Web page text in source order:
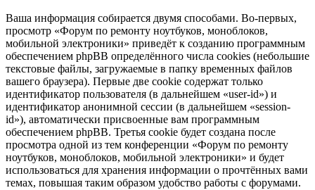
Ваша информация собирается двумя способами. Во-первых,
просмотр «Форум по ремонту ноутбуков, моноблоков,
мобильной электроники» приведёт к созданию программным
обеспечением phpBB определённого числа cookies (небольшие
текстовые файлы, загружаемые в папку временных файлов
вашего браузера). Первые две cookie содержат только
идентификатор пользователя (в дальнейшем «user-id») и
идентификатор анонимной сессии (в дальнейшем «session-
id»), автоматически присвоенные вам программным
обеспечением phpBB. Третья cookie будет создана после
просмотра одной из тем конференции «Форум по ремонту
ноутбуков, моноблоков, мобильной электроники» и будет
использоваться для хранения информации о прочтённых вами
темах, повышая таким образом удобство работы с форумами.